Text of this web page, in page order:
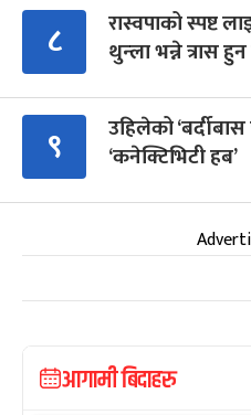
८
रास्वपाको स्पष्ट
थुन्ला भन्ने त्रास
९
उहिलेको
‘कनेक्टिभिटी हब’
आगामी बिदाहरु